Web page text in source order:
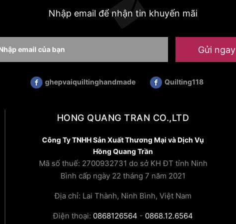
Nhập email để nhận tin khuyến mãi
Gửi ngay
ghepvaiquiltinghandmade Quilting118
HONG QUANG TRAN CO.,LTD
Công Ty TNHH Sản Xuất Thương Mại và Dịch Vụ
Hồng Quang Trần
Mã số thuế: 2700932731 do sở KH ĐT tỉnh Ninh
Bình cấp ngày 22 tháng 7 năm 2021
Địa chỉ: Lai Thành, Ninh Bình, Việt Nam
Điện thoại: 0868126564 - 0868.12.6564